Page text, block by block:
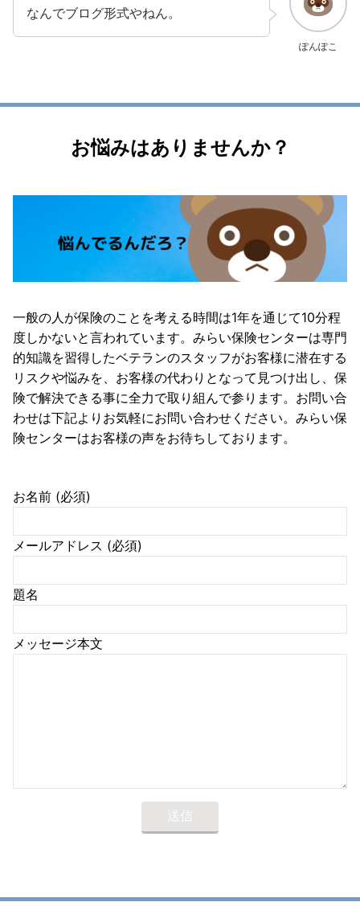
ぽんぽこ
なんでブログ形式やねん。
お悩みはありませんか？
一般の人が保険のことを考える時間は1年を通じて10分程
度しかないと言われています。みらい保険センターは専門
的知識を習得したベテランのスタッフがお客様に潜在する
リスクや悩みを、お客様の代わりとなって見つけ出し、保
険で解決できる事に全力で取り組んで参ります。お問い合
わせは下記よりお気軽にお問い合わせください。みらい保
険センターはお客様の声をお待ちしております。
お名前 (必須)
メールアドレス (必須)
題名
メッセージ本文